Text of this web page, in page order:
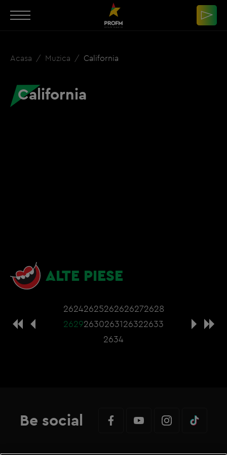
Acasa Muzica California
California
ALTE PIESE
26242625262626272628
26292630263126322633
2634
Be social